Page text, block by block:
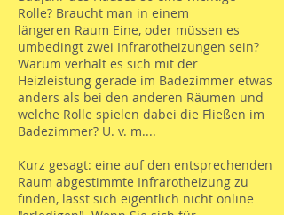
Rolle? Braucht man in einem
längeren Raum Eine, oder müssen es
umbedingt zwei Infrarotheizungen sein?
Warum verhält es sich mit der
Heizleistung gerade im Badezimmer etwas
anders als bei den anderen Räumen und
welche Rolle spielen dabei die Fließen im
Badezimmer? U. v. m....
Kurz gesagt: eine auf den entsprechenden
Raum abgestimmte Infrarotheizung zu
finden, lässt sich eigentlich nicht online